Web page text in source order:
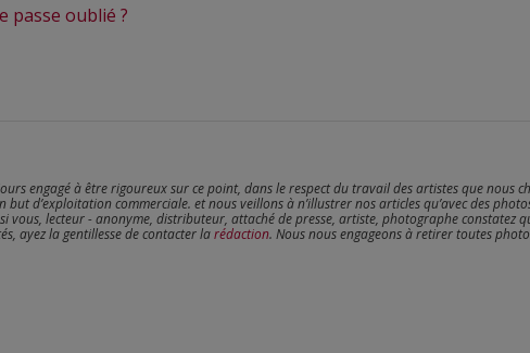
passe oublié ?
engagé à être rigoureux sur ce point, dans le respect du travail des artistes que nous
d’exploitation commerciale. et nous veillons à n’illustrer nos articles qu’avec des
vous, lecteur - anonyme, distributeur, attaché de presse, artiste, photographe constatez
ayez la gentillesse de contacter larédaction. Nous nous engageons à retirer toutes